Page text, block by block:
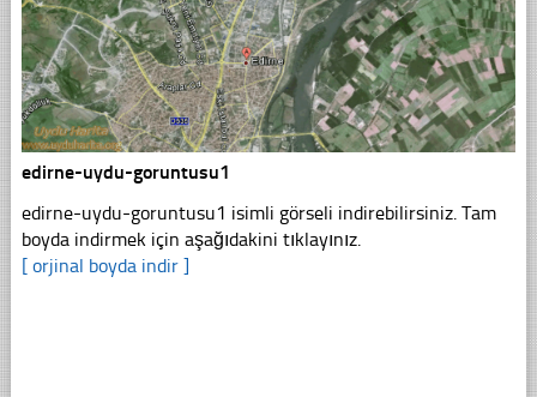
edirne-uydu-goruntusu1
edirne-uydu-goruntusu1 isimli görseli indirebilirsiniz. Tam
boyda indirmek için aşağıdakini tıklayınız.
[ orjinal boyda indir ]